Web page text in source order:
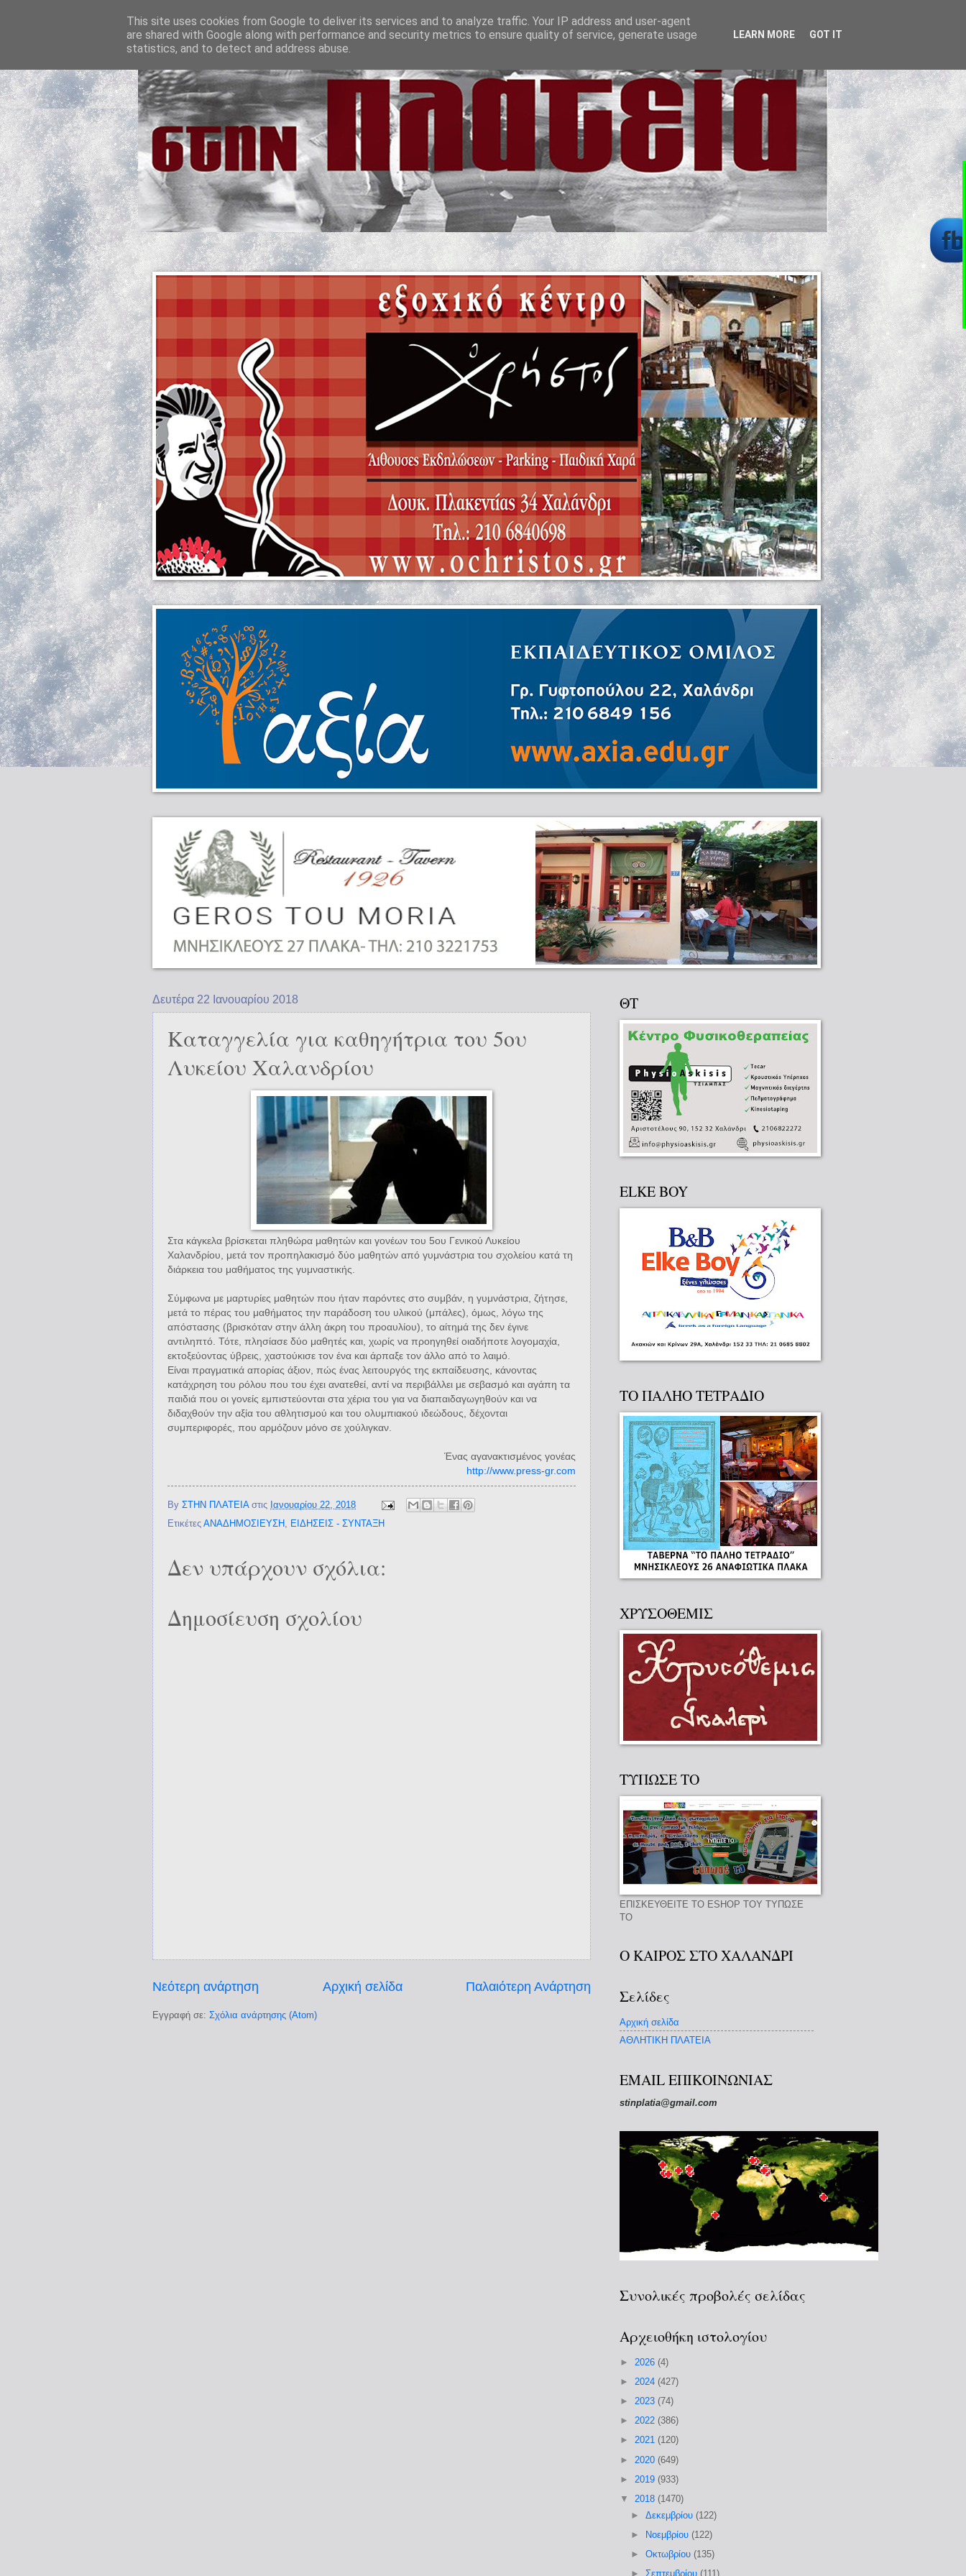
Δευτέρα 22 Ιανουαρίου 2018
Καταγγελία για καθηγήτρια του 5ου
Λυκείου Χαλανδρίου
Στα κάγκελα βρίσκεται πληθώρα μαθητών και γονέων του 5ου Γενικού Λυκείου
Χαλανδρίου, μετά τον προπηλακισμό δύο μαθητών από γυμνάστρια του σχολείου κατά τη
διάρκεια του μαθήματος της γυμναστικής.
Σύμφωνα με μαρτυρίες μαθητών που ήταν παρόντες στο συμβάν, η γυμνάστρια, ζήτησε,
μετά το πέρας του μαθήματος την παράδοση του υλικού (μπάλες), όμως, λόγω της
απόστασης (βρισκόταν στην άλλη άκρη του προαυλίου), το αίτημά της δεν έγινε
αντιληπτό. Τότε, πλησίασε δύο μαθητές και, χωρίς να προηγηθεί οιαδήποτε λογομαχία,
εκτοξεύοντας ύβρεις, χαστούκισε τον ένα και άρπαξε τον άλλο από το λαιμό.
Είναι πραγματικά απορίας άξιον, πώς ένας λειτουργός της εκπαίδευσης, κάνοντας
κατάχρηση του ρόλου που του έχει ανατεθεί, αντί να περιβάλλει με σεβασμό και αγάπη τα
παιδιά που οι γονείς εμπιστεύονται στα χέρια του για να διαπαιδαγωγηθούν και να
διδαχθούν την αξία του αθλητισμού και του ολυμπιακού ιδεώδους, δέχονται
συμπεριφορές, που αρμόζουν μόνο σε χούλιγκαν.
Ένας αγανακτισμένος γονέας
http://www.press-gr.com
By ΣΤΗΝ ΠΛΑΤΕΙΑ στις Ιανουαρίου 22, 2018
Ετικέτες ΑΝΑΔΗΜΟΣΙΕΥΣΗ, ΕΙΔΗΣΕΙΣ - ΣΥΝΤΑΞΗ
Δεν υπάρχουν σχόλια:
Δημοσίευση σχολίου
Νεότερη ανάρτηση Παλαιότερη Ανάρτηση
Αρχική σελίδα
Εγγραφή σε: Σχόλια ανάρτησης (Atom)
ΘΤ
ELKE BOY
ΤΟ ΠΑΛΗΟ ΤΕΤΡΑΔΙΟ
ΧΡΥΣΟΘΕΜΙΣ
ΤΥΠΩΣΕ ΤΟ
ΕΠΙΣΚΕΥΘΕΙΤΕ ΤΟ ESHOP ΤΟΥ ΤΥΠΩΣΕ
ΤΟ
Ο ΚΑΙΡΟΣ ΣΤΟ ΧΑΛΑΝΔΡΙ
Σελίδες
Αρχική σελίδα
ΑΘΛΗΤΙΚΗ ΠΛΑΤΕΙΑ
EMAIL ΕΠΙΚΟΙΝΩΝΙΑΣ
stinplatia@gmail.com
Συνολικές προβολές σελίδας
Αρχειοθήκη ιστολογίου
► 2026 (4)
► 2024 (427)
► 2023 (74)
► 2022 (386)
► 2021 (120)
► 2020 (649)
► 2019 (933)
▼ 2018 (1470)
►Δεκεμβρίου (122)
►
Νοεμβρίου (122)
►Οκτωβρίου (135)
►Σεπτεμβρίου (111)
This site uses cookies from Google to deliver its services and to analyze traffic. Your IP address and user-agent
are shared with Google along with performance and security metrics to ensure quality of service, generate usage
statistics, and to detect and address abuse.
LEARN MORE GOT IT